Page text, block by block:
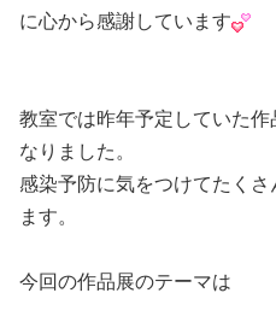
に心から感謝しています
教室では昨年予定していた
なりました。
感染予防に気をつけてたく
ます。
今回の作品展のテーマは